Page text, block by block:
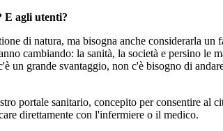
E agli utenti?
di natura, ma bisogna anche considerarla
cambiando: la sanità, la società e persino
grande svantaggio, non c'è bisogno di
portale sanitario, concepito per consentire al
direttamente con l'infermiere o il medico.